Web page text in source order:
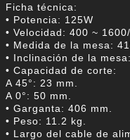
Ficha técnica:
• Potencia: 125W
• Velocidad: 400 ~
• Medida de la mesa:
• Inclinación de la
• Capacidad de corte:
A 45°: 23 mm.
A 0°: 50 mm.
• Garganta: 406 mm.
• Peso: 11.2 kg.
• Largo del cable de